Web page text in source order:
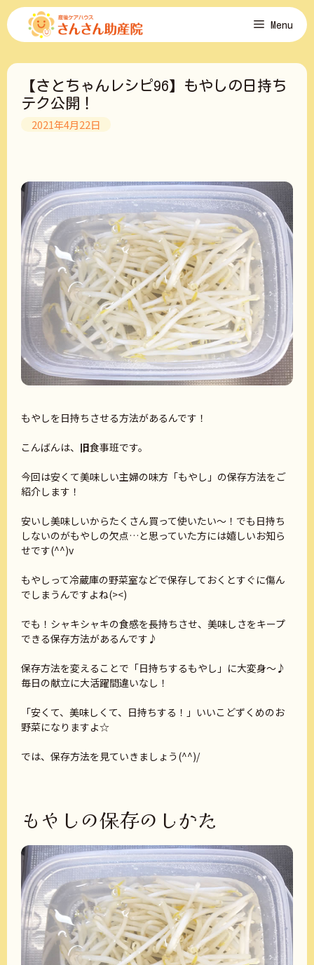
コ
ン
ツ
Menu
【さとちゃんレシピ96】もやしの日持ち
テク公開！
2021年4月22日
もやしを日持ちさせる方法があるんです！
こんばんは、 旧食事班です。
今回は安くて美味しい主婦の味方「もやし」の保存方法をご
紹介します！
安いし美味しいからたくさん買って使いたい～！でも日持ち
しないのがもやしの欠点…と思っていた方には嬉しいお知ら
せです(^^)v
もやしって冷蔵庫の野菜室などで保存しておくとすぐに傷ん
でしまうんですよね(><)
でも！シャキシャキの食感を長持ちさせ、美味しさをキープ
できる保存方法があるんです♪
保存方法を変えることで「日持ちするもやし」に大変身～♪
毎日の献立に大活躍間違いなし！
「安くて、美味しくて、日持ちする！」いいこどずくめのお
野菜になりますよ☆
では、保存方法を見ていきましょう(^^)/
もやしの保存のしかた